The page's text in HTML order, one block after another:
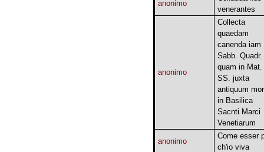
anonimo
venerantes
anonimo
Collecta
quaedam
canenda iam
Sabb. Quadr.
quam in Mat.
SS. juxta
antiquum
in Basilica
Sacnti Marci
Venetiarum
anonimo
Come esser
ch'io viva